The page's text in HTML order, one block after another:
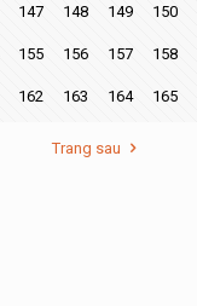
147 148 149 150
155 156 157 158
162 163 164 165
Trang sau